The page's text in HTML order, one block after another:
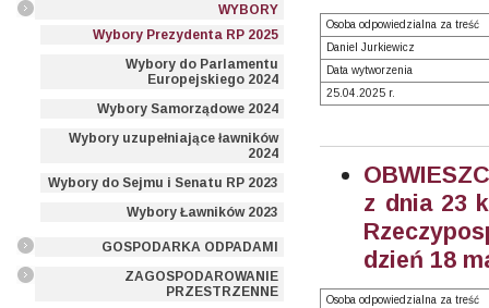
WYBORY
Wybory Prezydenta RP 2025
Wybory do Parlamentu
Europejskiego 2024
Wybory Samorządowe 2024
Wybory uzupełniające ławników
2024
Wybory do Sejmu i Senatu RP 2023
Wybory Ławników 2023
GOSPODARKA ODPADAMI
ZAGOSPODAROWANIE
PRZESTRZENNE
Osoba odpowiedzialna za treść
Daniel Jurkiewicz
Data wytworzenia
25.04.2025 r.
z dnia 23
dzień 18
Osoba odpowiedzialna za treść